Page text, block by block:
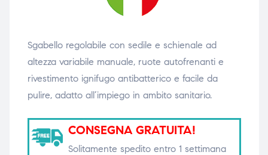
Sgabello regolabile con sedile e schienale ad
altezza variabile manuale, ruote autofrenanti e
rivestimento ignifugo antibatterico e facile da
pulire, adatto all’impiego in ambito sanitario.
CONSEGNA GRATUITA!
Solitamente spedito entro 1 settimana